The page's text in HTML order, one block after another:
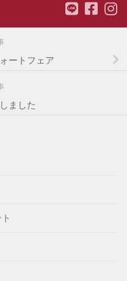
ートフェア
ました